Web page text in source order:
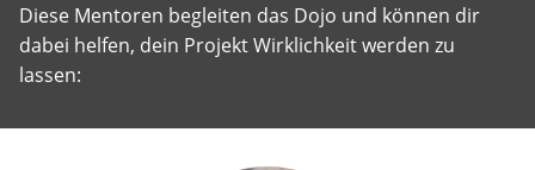
Diese Mentoren begleiten das Dojo und können dir
dabei helfen, dein Projekt Wirklichkeit werden zu
lassen: